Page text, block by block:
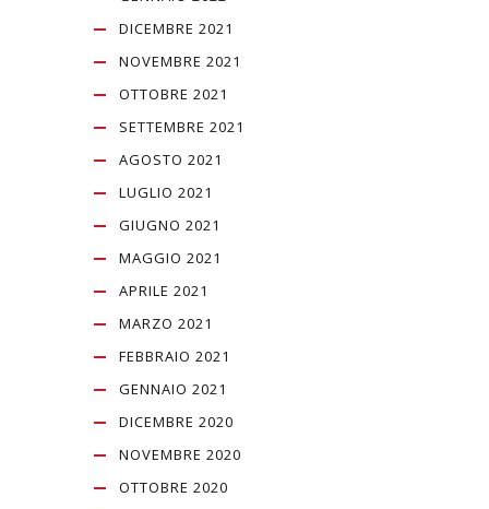
DICEMBRE 2021
NOVEMBRE 2021
OTTOBRE 2021
SETTEMBRE 2021
AGOSTO 2021
LUGLIO 2021
GIUGNO 2021
MAGGIO 2021
APRILE 2021
MARZO 2021
FEBBRAIO 2021
GENNAIO 2021
DICEMBRE 2020
NOVEMBRE 2020
OTTOBRE 2020